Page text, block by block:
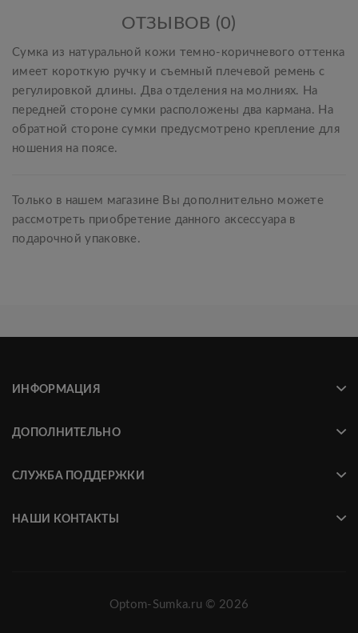
ОТЗЫВОВ (0)
Сумка из натуральной кожи темно-коричневого оттенка
имеет короткую ручку и съемный плечевой ремень с
регулировкой длины. Два отделения на молниях. На
передней стороне сумки расположены два кармана. На
обратной стороне сумки предусмотрено крепление для
ношения на поясе.
Только в нашем магазине Вы дополнительно можете
рассмотреть приобретение данного аксессуара в
подарочной упаковке.
ИНФОРМАЦИЯ
ДОПОЛНИТЕЛЬНО
СЛУЖБА ПОДДЕРЖКИ
НАШИ КОНТАКТЫ
Optom-Sumka.ru © 2026